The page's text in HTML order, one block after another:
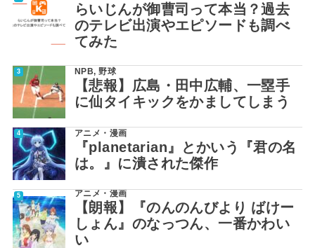
らいじんが御曹司って本当？過去
のテレビ出演やエピソードも調べ
てみた
NPB,野球
【悲報】広島・田中広輔、一塁手
に仙タイキックをかましてしまう
アニメ・漫画
『planetarian』とかいう『君の名
は。』に潰された傑作
アニメ・漫画
【朗報】『のんのんびより ばけー
しょん』のなっつん、一番かわい
い